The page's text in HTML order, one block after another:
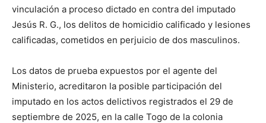
vinculación a proceso dictado en contra del imputado
Jesús R. G., los delitos de homicidio calificado y lesiones
calificadas, cometidos en perjuicio de dos masculinos.
Los datos de prueba expuestos por el agente del
Ministerio, acreditaron la posible participación del
imputado en los actos delictivos registrados el 29 de
septiembre de 2025, en la calle Togo de la colonia